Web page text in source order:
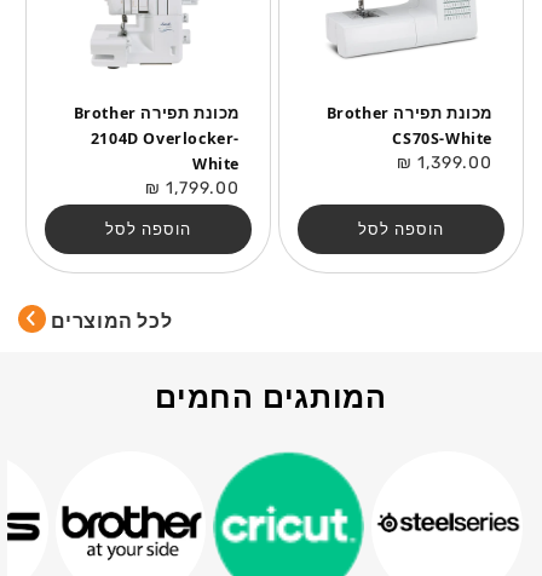
מכונת תפירה Brother
CS70S-White
מחיר
1,399.00 ₪
הוספה לסל
מכונת תפירה Brother
2104D Overlocker-
White
מחיר
רגיל
1,799.00 ₪
הוספה לסל
לכל המוצרים
המותגים החמים